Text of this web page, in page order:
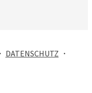
DATENSCHUTZ ・